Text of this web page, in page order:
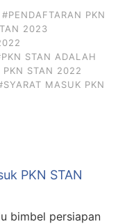
#PENDAFTARAN PKN
2023
STAN ADALAH
PKN STAN 2022
MASUK PKN
PKN STAN
bimbel persiapan